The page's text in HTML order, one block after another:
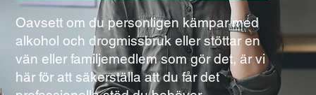
Oavsett om du personligen kämpar med
alkohol och drogmissbruk eller stöttar en
vän eller familjemedlem som gör det, är vi
här för att säkerställa att du får det